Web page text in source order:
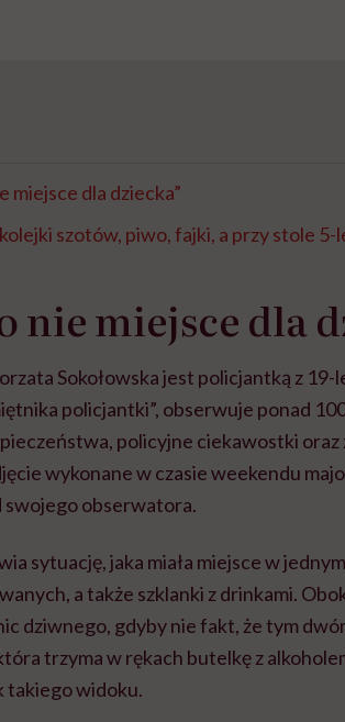
miejsce dla dziecka”
szotów, piwo, fajki, a przy stole
nie miejsce dla
Sokołowska jest policjantką z
policjantki”, obserwuje ponad
policyjne ciekawostki
wykonane w czasie weekendu
swojego obserwatora.
sytuację, jaka miała miejsce w
a także szklanki z drinkami.
dziwnego, gdyby nie fakt, że tym
trzyma w rękach butelkę z
takiego widoku.